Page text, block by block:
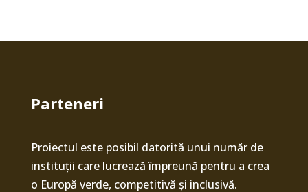
Parteneri
Proiectul este posibil datorită unui număr de
instituții care lucrează împreună pentru a crea
o Europă verde, competitivă și inclusivă.